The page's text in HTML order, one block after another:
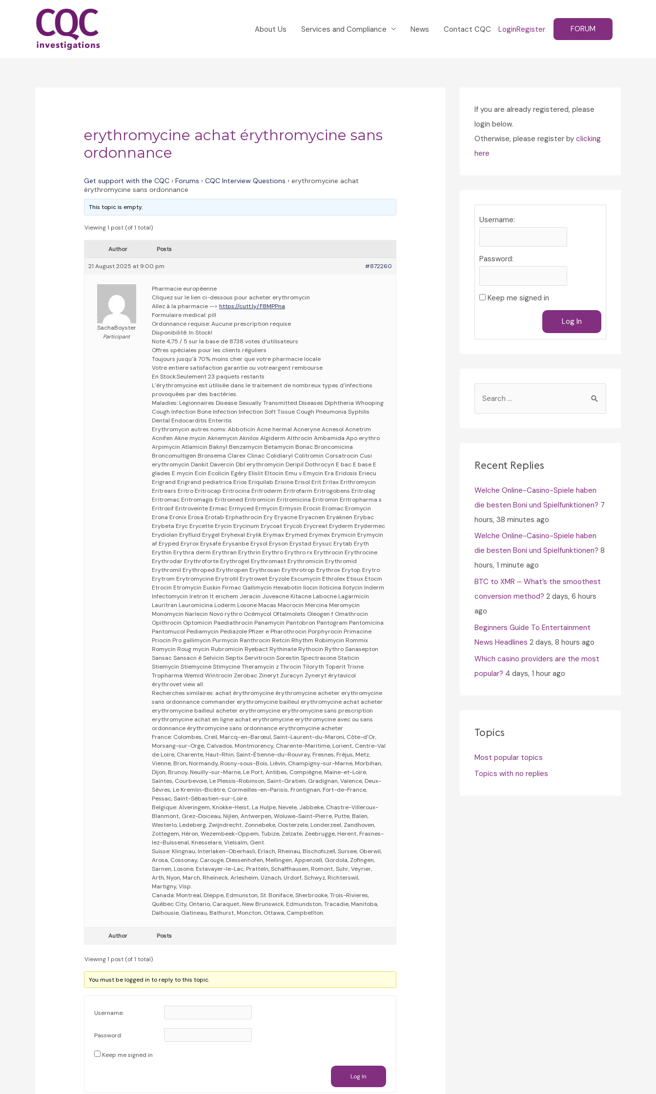
About Us Services and Compliance News Contact CQC LoginRegister FORUM
erythromycine achat érythromycine sans
ordonnance
Get support with the CQC › Forums › CQC Interview Questions › erythromycine achat
érythromycine sans ordonnance
This topic is empty.
Viewing 1 post (of 1 total)
Author Posts
21 August 2025 at 9:00 pm #872260
SachaBoyster
Participant
Pharmacie européenne
Cliquez sur le lien ci-dessous pour acheter erythromycin
Allez à la pharmacie —>https://cutt.ly/F8MPPna
Formulaire medical: pill
Ordonnance requise: Aucune prescription requise
Disponibilité: In Stock!
Note 4,75 / 5 sur la base de 8738 votes d’utilisateurs
Offres spéciales pour les clients réguliers
Toujours jusqu’à 70% moins cher que votre pharmacie locale
Votre entiere satisfaction garantie ou votreargent rembourse
En Stock:Seulement 23 paquets restants
L’érythromycine est utilisée dans le traitement de nombreux types d’infections
provoquées par des bactéries.
Maladies: Legionnaires Disease Sexually Transmitted Diseases Diphtheria Whooping
Cough Infection Bone Infection Infection Soft Tissue Cough Pneumonia Syphilis
Dental Endocarditis Enteritis
Erythromycin autres noms: Abboticin Acne hermal Acneryne Acnesol Acnetrim
Acnifen Akne mycin Aknemycin Aknilox Algiderm Althrocin Ambamida Apo erythro
Arpimycin Atlamicin Baknyl Benzamycin Betamycin Bonac Broncomicina
Broncomultigen Bronsema Clarex Clinac Colidiaryl Colitromin Corsatrocin Cusi
erythromycin Dankit Davercin Dbl erythromycin Deripil Dothrocyn E bac E base E
glades E mycin Ecin Ecolicin Egéry Elislit Eltocin Emu v Emycin Era Eridosis Eriecu
Erigrand Erigrand pediatrica Erios Eriquilab Erisine Erisol Erit Eritax Erithromycin
Eritrears Eritro Eritrocap Eritrocina Eritroderm Eritrofarm Eritrogobens Eritrolag
Eritromac Eritromagis Eritromed Eritromicin Eritromicina Eritromin Eritropharma s
Eritrosif Eritroveinte Ermac Ermyced Ermycin Ermysin Erocin Eromac Eromycin
Erona Eronix Erosa Erotab Erphathrocin Ery Eryacne Eryacnen Eryaknen Erybac
Erybeta Eryc Erycette Erycin Erycinum Erycoat Erycoli Erycreat Eryderm Erydermec
Erydiolan Eryfluid Erygel Eryhexal Erylik Erymax Erymed Erymex Erymicin Erymycin
af Eryped Eryrox Erysafe Erysanbe Erysol Eryson Erystad Erysuc Erytab Eryth
Erythin Erythra derm Erythran Erythrin Erythro Erythro rx Erythrocin Erythrocine
Erythrodar Erythroforte Erythrogel Erythromast Erythromicin Erythromid
Erythromil Erythroped Erythropen Erythrosan Erythrotrop Erythrox Erytop Erytro
Erytrom Erytromycine Erytrotil Erytrowet Eryzole Escumycin Ethrolex Etisux Etocin
Etrocin Etromycin Euskin Firmac Gallimycin Hexabotin Ilocin Iloticina Ilotycin Inderm
Infectomycin Iretron It erichem Jeracin Juveacne Kitacne Labocne Lagarmicin
Lauritran Lauromicina Loderm Losone Macas Macrocin Mercina Meromycin
Monomycin Narlecin Novo rythro Océmycol Oftalmolets Oleogen f Omathrocin
Opithrocin Optomicin Paediathrocin Panamycin Pantobron Pantogram Pantomicina
Pantomucol Pediamycin Pediazole Pfizer e Pharothrocin Porphyrocin Primacine
Priocin Pro gallimycin Purmycin Ranthrocin Retcin Rhythm Robimycin Rommix
Romycin Roug mycin Rubromicin Ryebact Rythinate Rythocin Rythro Sanasepton
Sansac Sansacn é Selvicin Septix Servitrocin Sorestin Spectrasone Staticin
Stiemycin Stiemycine Stimycine Theramycin z Throcin Tiloryth Toperit Trixne
Tropharma Wemid Wintrocin Zerobac Zineryt Zuracyn Zyneryt érytavicol
érythrovet view all
Recherches similaires: achat érythromycine érythromycine acheter erythromycine
sans ordonnance commander erythromycine bailleul erythromycine achat acheter
erythromycine bailleul acheter erythromycine erythromycine sans prescription
erythromycine achat en ligne achat erythromycine erythromycine avec ou sans
ordonnance érythromycine sans ordonnance erythromycine acheter
France: Colombes, Creil, Marcq-en-Barœul, Saint-Laurent-du-Maroni, Côte-d’Or,
Morsang-sur-Orge, Calvados, Montmorency, Charente-Maritime, Lorient, Centre-Val
de Loire, Charente, Haut-Rhin, Saint-Étienne-du-Rouvray, Fresnes, Fréjus, Metz,
Vienne, Bron, Normandy, Rosny-sous-Bois, Liévin, Champigny-sur-Marne, Morbihan,
Dijon, Brunoy, Neuilly-sur-Marne, Le Port, Antibes, Compiègne, Maine-et-Loire,
Saintes, Courbevoie, Le Plessis-Robinson, Saint-Gratien, Gradignan, Valence, Deux-
Sèvres, Le Kremlin-Bicêtre, Cormeilles-en-Parisis, Frontignan, Fort-de-France,
Pessac, Saint-Sébastien-sur-Loire.
Belgique: Alveringem, Knokke-Heist, La Hulpe, Nevele, Jabbeke, Chastre-Villeroux-
Blanmont, Grez-Doiceau, Nijlen, Antwerpen, Woluwe-Saint-Pierre, Putte, Balen,
Westerlo, Ledeberg, Zwijndrecht, Zonnebeke, Oosterzele, Londerzeel, Zandhoven,
Zottegem, Héron, Wezembeek-Oppem, Tubize, Zelzate, Zeebrugge, Herent, Frasnes-
lez-Buissenal, Knesselare, Vielsalm, Gent.
Suisse: Klingnau, Interlaken-Oberhasli, Erlach, Rheinau, Bischofszell, Sursee, Oberwil,
Arosa, Cossonay, Carouge, Diessenhofen, Mellingen, Appenzell, Gordola, Zofingen,
Sarnen, Losone, Estavayer-le-Lac, Pratteln, Schaffhausen, Romont, Suhr, Veyrier,
Arth, Nyon, March, Rheineck, Arlesheim, Uznach, Urdorf, Schwyz, Richterswil,
Martigny, Visp.
Canada: Montreal, Dieppe, Edmunston, St. Boniface, Sherbrooke, Trois-Rivieres,
Québec City, Ontario, Caraquet, New Brunswick, Edmundston, Tracadie, Manitoba,
Dalhousie, Gatineau, Bathurst, Moncton, Ottawa, Campbellton.
Author Posts
Viewing 1 post (of 1 total)
You must be logged in to reply to this topic.
Username:
Password:
Keep me signed in
Log In
If you are already registered, please
login below.
Otherwise, please register by clicking
here
Username:
Password:
Keep me signed in
Log In
h
o
r
:
Recent Replies
Welche Online-Casino-Spiele haben
die besten Boni und Spielfunktionen? 7
hours, 38 minutes ago
Welche Online-Casino-Spiele haben
die besten Boni und Spielfunktionen? 8
hours, 1 minute ago
BTC to XMR – What’s the smoothest
conversion method? 2 days, 6 hours
ago
Beginners Guide To Entertainment
News Headlines 2 days, 8 hours ago
Which casino providers are the most
popular? 4 days, 1 hour ago
Topics
Most popular topics
Topics with no replies